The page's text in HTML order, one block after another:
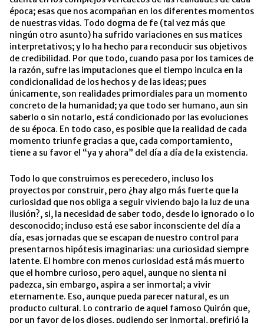
época; esas que nos acompañan en los diferentes momentos
de nuestras vidas. Todo dogma de fe (tal vez más que
ningún otro asunto) ha sufrido variaciones en sus matices
interpretativos; y lo ha hecho para reconducir sus objetivos
de credibilidad. Por que todo, cuando pasa por los tamices de
la razón, sufre las imputaciones que el tiempo inculca en la
condicionalidad de los hechos y de las ideas; pues
únicamente, son realidades primordiales para un momento
concreto de la humanidad; ya que todo ser humano, aun sin
saberlo o sin notarlo, está condicionado por las evoluciones
de su época. En todo caso, es posible que la realidad de cada
momento triunfe gracias a que, cada comportamiento,
tiene a su favor el “ya y ahora” del día a día de la existencia.
Todo lo que construimos es perecedero, incluso los
proyectos por construir, pero ¿hay algo más fuerte que la
curiosidad que nos obliga a seguir viviendo bajo la luz de una
ilusión?, si, la necesidad de saber todo, desde lo ignorado o lo
desconocido; incluso está ese sabor inconsciente del día a
día, esas jornadas que se escapan de nuestro control para
presentarnos hipótesis imaginarias: una curiosidad siempre
latente. El hombre con menos curiosidad está más muerto
que el hombre curioso, pero aquel, aunque no sienta ni
padezca, sin embargo, aspira a ser inmortal; a vivir
eternamente. Eso, aunque pueda parecer natural, es un
producto cultural. Lo contrario de aquel famoso Quirón que,
por un favor de los dioses, pudiendo ser inmortal, prefirió la